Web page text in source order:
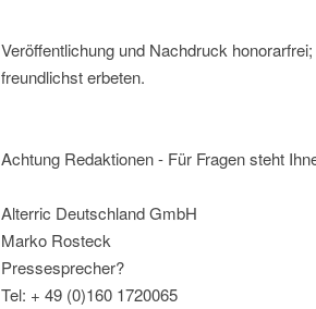
Veröffentlichung und Nachdruck
freundlichst erbeten.
Achtung Redaktionen - Für Fragen steht
Alterric Deutschland GmbH
Marko Rosteck
Pressesprecher?
Tel: + 49 (0)160 1720065